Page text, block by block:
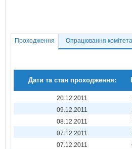
Проходження Опрацювання
Дати та стан проходження:
20.12.2011
09.12.2011
08.12.2011
07.12.2011
07.12.2011